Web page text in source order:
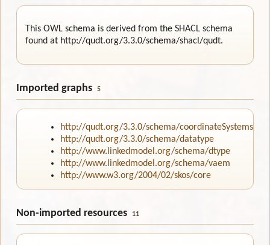
This OWL schema is derived from the SHACL schema
found at http://qudt.org/3.3.0/schema/shacl/qudt.
Imported graphs 5
http://qudt.org/3.3.0/schema/coordinateSystems
http://qudt.org/3.3.0/schema/datatype
http://www.linkedmodel.org/schema/dtype
http://www.linkedmodel.org/schema/vaem
http://www.w3.org/2004/02/skos/core
Non-imported resources 11